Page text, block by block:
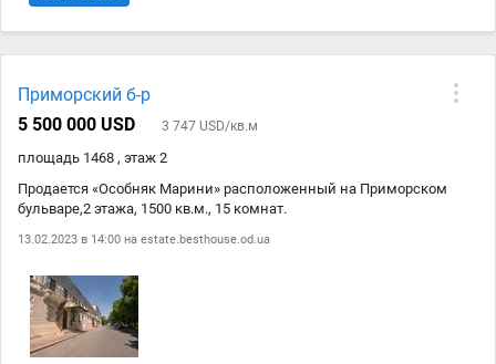
Приморский б-р
5 500 000 USD
3 747 USD/кв.м
площадь 1468 , этаж 2
Продается «Особняк Марини» расположенный на Приморском
бульваре,2 этажа, 1500 кв.м., 15 комнат.
13.02.2023 в 14:00 на estate.besthouse.od.ua